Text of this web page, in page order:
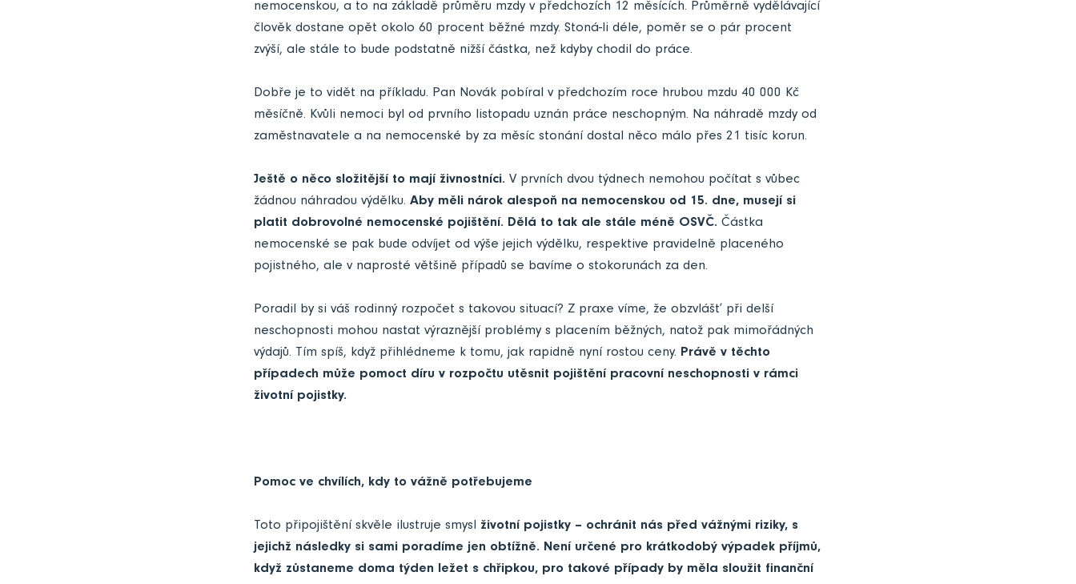
nemocenskou, a to na základě průměru mzdy v předchozích 12 měsících. Průměrně vydělávající
člověk dostane opět okolo 60 procent běžné mzdy. Stoná-li déle, poměr se o pár procent
zvýší, ale stále to bude podstatně nižší částka, než kdyby chodil do práce.
Dobře je to vidět na příkladu. Pan Novák pobíral v předchozím roce hrubou mzdu 40 000 Kč
měsíčně. Kvůli nemoci byl od prvního listopadu uznán práce neschopným. Na náhradě mzdy od
zaměstnavatele a na nemocenské by za měsíc stonání dostal něco málo přes 21 tisíc korun.
Ještě o něco složitější to mají živnostníci. V prvních dvou týdnech nemohou počítat s vůbec
žádnou náhradou výdělku. Aby měli nárok alespoň na nemocenskou od 15. dne, musejí si
platit dobrovolné nemocenské pojištění. Dělá to tak ale stále méně OSVČ. Částka
nemocenské se pak bude odvíjet od výše jejich výdělku, respektive pravidelně placeného
pojistného, ale v naprosté většině případů se bavíme o stokorunách za den.
Poradil by si váš rodinný rozpočet s takovou situací? Z praxe víme, že obzvlášť při delší
neschopnosti mohou nastat výraznější problémy s placením běžných, natož pak mimořádných
výdajů. Tím spíš, když přihlédneme k tomu, jak rapidně nyní rostou ceny. Právě v těchto
případech může pomoct díru v rozpočtu utěsnit pojištění pracovní neschopnosti v rámci
životní pojistky.
Pomoc ve chvílích, kdy to vážně potřebujeme
Toto připojištění skvěle ilustruje smysl životní pojistky – ochránit nás před vážnými riziky, s
jejichž následky si sami poradíme jen obtížně. Není určené pro krátkodobý výpadek příjmů,
když zůstaneme doma týden ležet s chřipkou, pro takové případy by měla sloužit finanční